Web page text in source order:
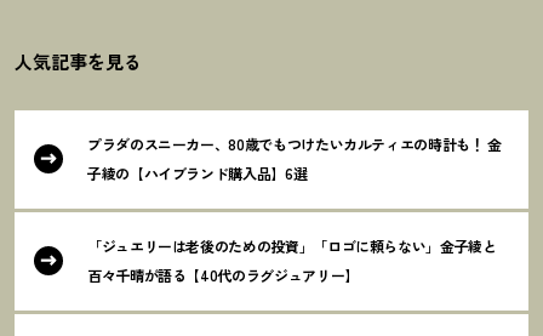
人気記事を見る
プラダのスニーカー、80歳でもつけたいカルティエの時計も ！ 金
子綾の【ハイブランド購入品】6選
「ジュエリーは老後のための投資」「ロゴに頼らない」金子綾と
百々千晴が語る【40代のラグジュアリー】